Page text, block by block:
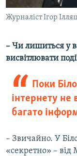
Журналіст Ігор
– Чи лишиться у
висвітлювати
Поки
інтернету
багато
– Звичайно. У
«секретно» – від